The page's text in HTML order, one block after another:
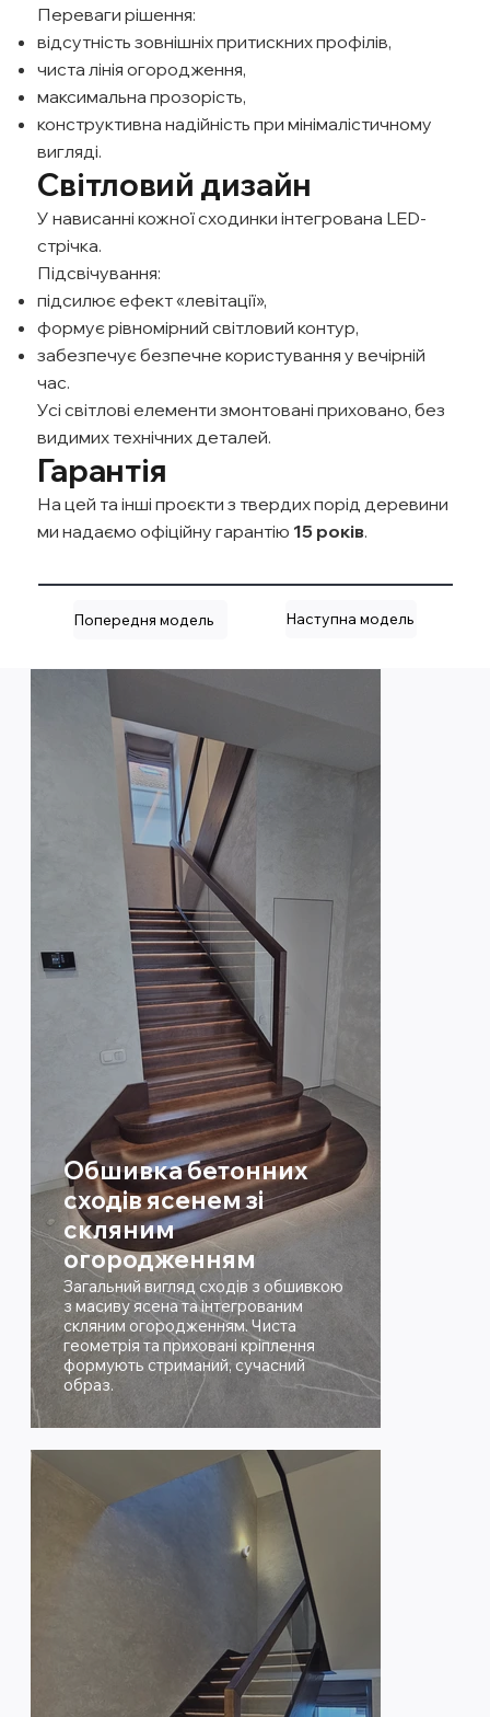
Переваги рішення:
відсутність зовнішніх притискних профілів,
чиста лінія огородження,
максимальна прозорість,
конструктивна надійність при мінімалістичному
вигляді.
Світловий дизайн
У нависанні кожної сходинки інтегрована LED-
стрічка.
Підсвічування:
підсилює ефект «левітації»,
формує рівномірний світловий контур,
забезпечує безпечне користування у вечірній
час.
Усі світлові елементи змонтовані приховано, без
видимих технічних деталей.
Гарантія
На цей та інші проєкти з твердих порід деревини
ми надаємо офіційну гарантію 15 років.
Попередня модель Наступна модель
Обшивка бетонних
сходів ясенем зі
скляним
огородженням
Загальний вигляд сходів з обшивкою
з масиву ясена та інтегрованим
скляним огородженням. Чиста
геометрія та приховані кріплення
формують стриманий, сучасний
образ.